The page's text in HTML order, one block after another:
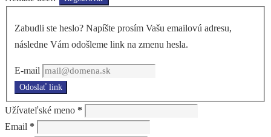
Zabudli ste heslo? Napíšte prosím Vašu emailovú adresu,
následne Vám odošleme link na zmenu hesla.
E-mail
Odoslať link
Užívateľské meno *
Email *